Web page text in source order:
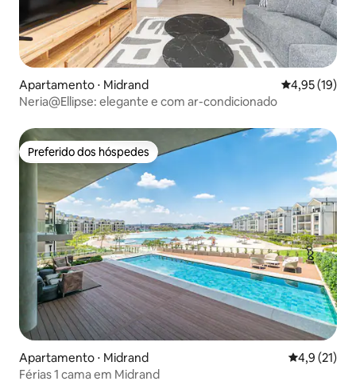
Apartamento ⋅ Midrand 4,95 de uma
4,95 (19)
Neria@Ellipse: elegante e com ar-condicionado
Preferido dos hóspedes
Preferido dos hóspedes
Apartamento ⋅ Midrand 4,9 de uma
4,9 (21)
Férias 1 cama em Midrand